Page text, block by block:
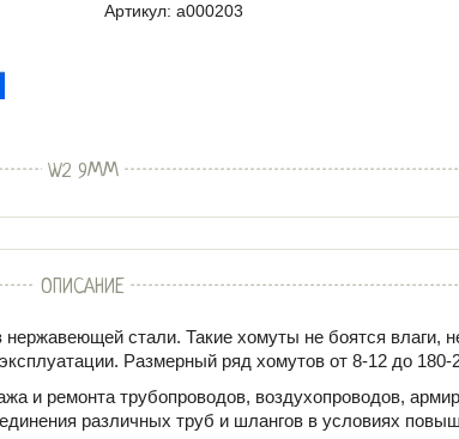
Артикул: a000203
W2 9ММ
ОПИСАНИЕ
нержавеющей стали. Такие хомуты не боятся влаги,
Размерный ряд хомутов от 8-12 до 180-
и ремонта трубопроводов, воздухопроводов,
различных труб и шлангов в условиях